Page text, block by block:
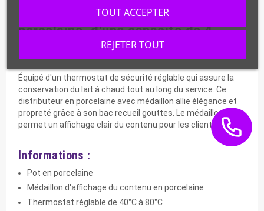
Distributeur de lait chaud en
porcelaine, d'une capacité de 4
Équipé d'un thermostat de sécurité réglable qui assure la
conservation du lait à chaud tout au long du service. Ce
distributeur en porcelaine avec médaillon allie élégance et
propreté grâce à son bac recueil gouttes. Le médaillon
permet un affichage clair du contenu pour les clients.
Informations :
Pot en porcelaine
Médaillon d'affichage du contenu en porcelaine
Thermostat réglable de 40°C à 80°C
REJETER TOUT
TOUT ACCEPTER